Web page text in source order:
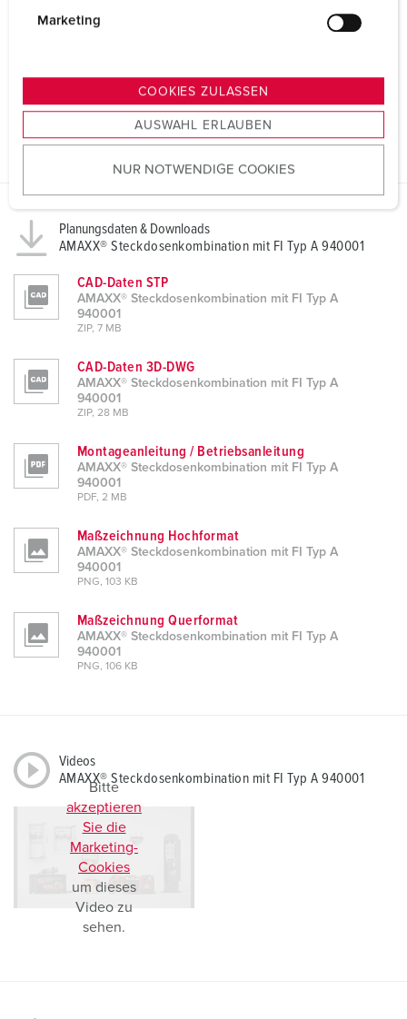
s
u
w
h
l
Marketing
COOKIES ZULASSEN
AUSWAHL ERLAUBEN
NUR NOTWENDIGE COOKIES
Planungsdaten & Downloads
AMAXX® Steckdosenkombination mit FI Typ A 940001
CAD-Daten STP
AMAXX® Steckdosenkombination mit FI Typ A
940001
ZIP, 7 MB
CAD-Daten 3D-DWG
AMAXX® Steckdosenkombination mit FI Typ A
940001
ZIP, 28 MB
Montageanleitung / Betriebsanleitung
AMAXX® Steckdosenkombination mit FI Typ A
940001
PDF, 2 MB
Maßzeichnung Hochformat
AMAXX® Steckdosenkombination mit FI Typ A
940001
PNG, 103 KB
Maßzeichnung Querformat
AMAXX® Steckdosenkombination mit FI Typ A
940001
PNG, 106 KB
Videos
AMAXX® Steckdosenkombination mit FI Typ A 940001
Bitte
akzeptieren
Sie die
Marketing-
Cookies
um dieses
Video zu
sehen.